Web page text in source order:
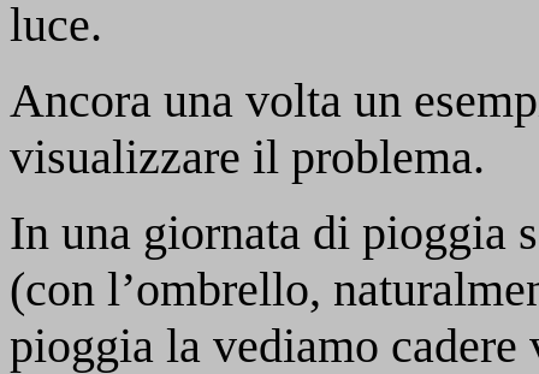
luce.
Ancora una volta un
visualizzare il problema.
In una giornata di pioggia
(con l’ombrello,
pioggia la vediamo